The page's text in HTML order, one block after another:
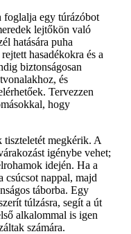
foglalja egy túrázóbot
lejtőkön való
hatására puha
hasadékokra és a
biztonságosan
és
Tervezzen
hogy
tiszteletét megkérik. A
igénybe vehet;
idején. Ha a
csúcsot nappal, majd
táborba. Egy
túlzásra, segít a út
alkalommal is igen
számára.